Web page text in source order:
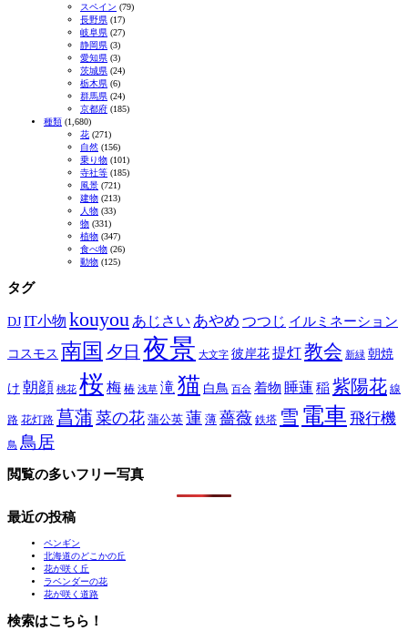
スペイン (79)
長野県 (17)
岐阜県 (27)
静岡県 (3)
愛知県 (3)
茨城県 (24)
栃木県 (6)
群馬県 (24)
京都府 (185)
種類 (1,680)
花 (271)
自然 (156)
乗り物 (101)
寺社等 (185)
風景 (721)
建物 (213)
人物 (33)
物 (331)
植物 (347)
食べ物 (26)
動物 (125)
タグ
DJIT小物 kouyou あじさい あやめ つつじ イルミネーション
コスモス 南国 夕日 夜景 大文字 彼岸花提灯教会 新緑 朝焼
け 朝顔 桃花 桜 梅 椿 浅草 滝猫 白鳥 百合 着物 睡蓮 稲紫陽花 線
路 花灯路 菖蒲 菜の花 蒲公英 蓮 薄 薔薇 鉄塔 雪 電車 飛行機
鳥 鳥居
閲覧の多いフリー写真
最近の投稿
ペンギン
北海道のどこかの丘
花が咲く丘
ラベンダーの花
花が咲く道路
検索はこちら！